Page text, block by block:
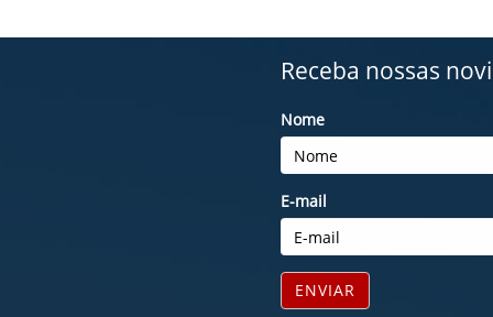
Receba nossas
Nome
E-mail
ENVIAR